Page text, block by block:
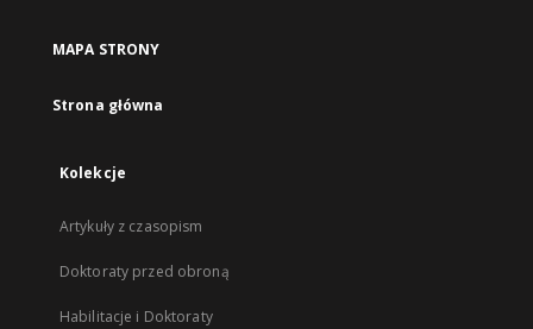
MAPA STRONY
Strona główna
Kolekcje
Artykuły z czasopism
Doktoraty przed obroną
Habilitacje i Doktoraty